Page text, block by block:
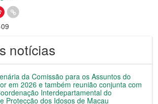
notícias
da Comissão para os Assuntos do
em 2026 e também reunião conjunta com
Interdepartamental do
Protecção dos Idosos de Macau